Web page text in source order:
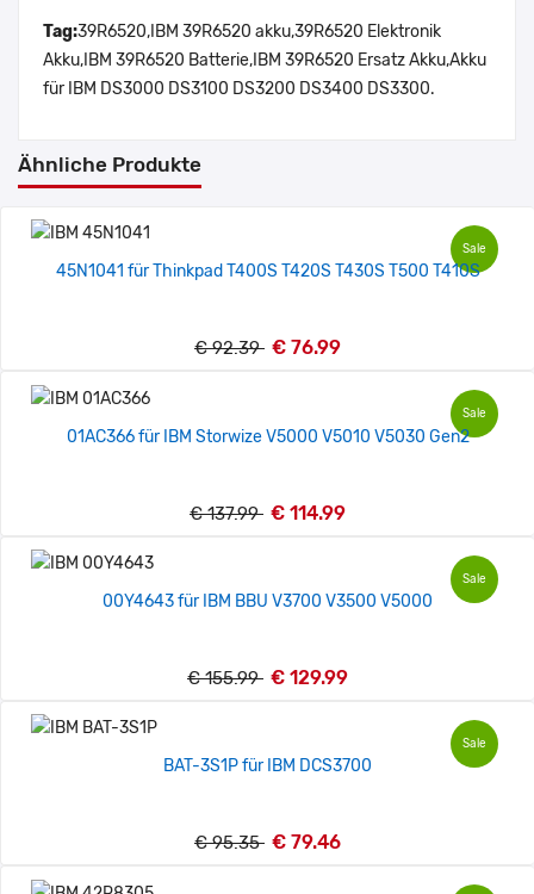
Tag:39R6520,IBM 39R6520 akku,39R6520 Elektronik
Akku,IBM 39R6520 Batterie,IBM 39R6520 Ersatz Akku,Akku
für IBM DS3000 DS3100 DS3200 DS3400 DS3300.
Ähnliche Produkte
Sale
45N1041 für Thinkpad T400S T420S T430S T500 T410S
€ 92.39 € 76.99
Sale
01AC366 für IBM Storwize V5000 V5010 V5030 Gen2
€ 137.99 € 114.99
Sale
00Y4643 für IBM BBU V3700 V3500 V5000
€ 155.99 € 129.99
Sale
BAT-3S1P für IBM DCS3700
€ 95.35 € 79.46